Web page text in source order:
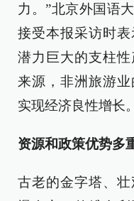
力。”北京外国语
接受本报采访时
潜力巨大的支柱
来源，非洲旅游
实现经济良性增长。
资源和政策优势多
古老的金字塔、